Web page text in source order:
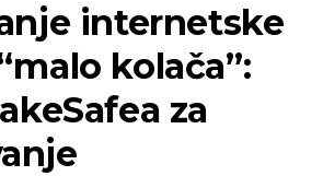
internetske
kolača”:
za